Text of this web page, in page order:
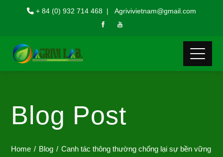
+ 84 (0) 932 714 468 | Agrivivietnam@gmail.com
Blog Post
Home Blog Canh tác thông thường chống lại sự bền vững